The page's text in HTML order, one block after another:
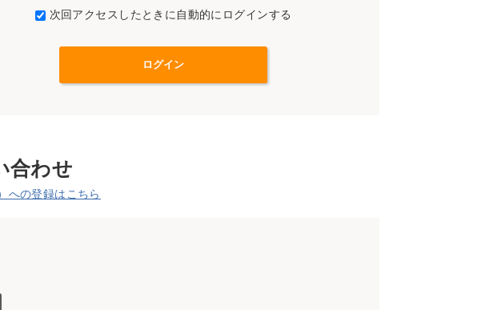
次回アクセスしたときに自動的にログインする
合わせ
への登録はこちら